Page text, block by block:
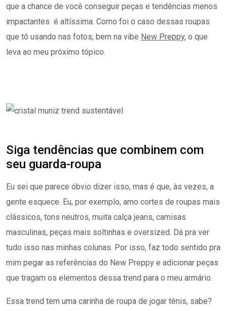
que a chance de você conseguir peças e tendências menos
impactantes é altíssima. Como foi o caso dessas roupas
que tô usando nas fotos, bem na vibe New Preppy, o que
leva ao meu próximo tópico.
Siga tendências que combinem com
seu guarda-roupa
Eu sei que parece óbvio dizer isso, mas é que, às vezes, a
gente esquece. Eu, por exemplo, amo cortes de roupas mais
clássicos, tons neutros, muita calça jeans, camisas
masculinas, peças mais soltinhas e oversized. Dá pra ver
tudo isso nas minhas colunas. Por isso, faz todo sentido pra
mim pegar as referências do New Preppy e adicionar peças
que tragam os elementos dessa trend para o meu armário.
Essa trend tem uma carinha de roupa de jogar tênis, sabe?